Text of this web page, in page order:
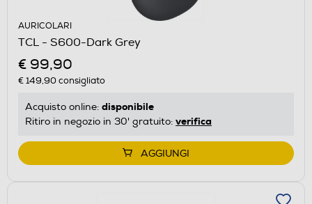
AURICOLARI
TCL - S600-Dark Grey
€ 99,90
€ 149,90consigliato
Acquisto online: disponibile
Ritiro in negozio in 30' gratuito: verifica
AGGIUNGI